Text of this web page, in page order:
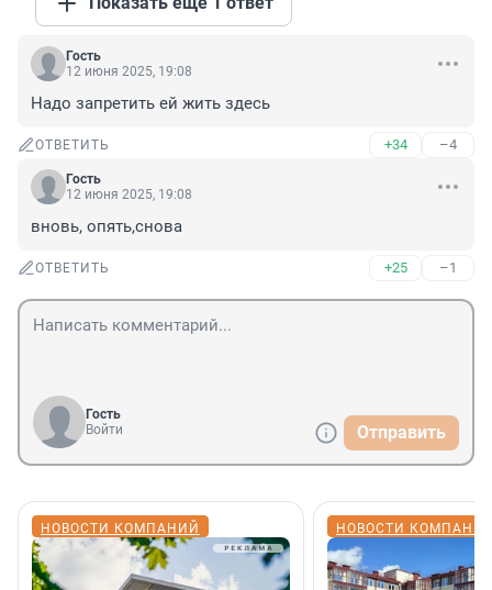
Гость
12 июня 2025, 19:08
Надо запретить ей жить здесь
ОТВЕТИТЬ +34 –4
Гость
12 июня 2025, 19:08
вновь, опять,снова
ОТВЕТИТЬ +25 –1
Гость
Войти
Отправить
НОВОСТИ КОМПАНИЙ НОВОСТИ